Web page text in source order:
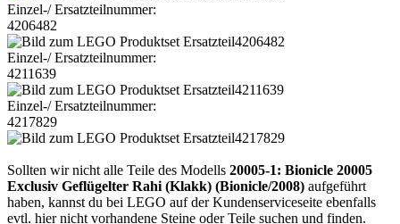
Einzel-/ Ersatzteilnummer:
4206482
Einzel-/ Ersatzteilnummer:
4211639
Einzel-/ Ersatzteilnummer:
4217829
Sollten wir nicht alle Teile des Modells 20005-1: Bionicle 20005
Exclusiv Geflügelter Rahi (Klakk) (Bionicle/2008) aufgeführt
haben, kannst du bei LEGO auf der Kundenserviceseite ebenfalls
evtl. hier nicht vorhandene Steine oder Teile suchen und finden.